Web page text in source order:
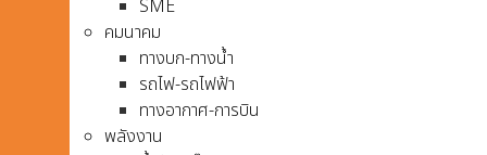
SME
คมนาคม
ทางบก-ทางน้ำ
รถไฟ-รถไฟฟ้า
ทางอากาศ-การบิน
พลังงาน